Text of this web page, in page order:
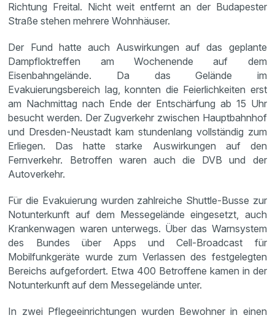
Richtung Freital. Nicht weit entfernt an der Budapester
Straße stehen mehrere Wohnhäuser.
Der Fund hatte auch Auswirkungen auf das geplante
Dampfloktreffen am Wochenende auf dem
Eisenbahngelände. Da das Gelände im
Evakuierungsbereich lag, konnten die Feierlichkeiten erst
am Nachmittag nach Ende der Entschärfung ab 15 Uhr
besucht werden. Der Zugverkehr zwischen Hauptbahnhof
und Dresden-Neustadt kam stundenlang vollständig zum
Erliegen. Das hatte starke Auswirkungen auf den
Fernverkehr. Betroffen waren auch die DVB und der
Autoverkehr.
Für die Evakuierung wurden zahlreiche Shuttle-Busse zur
Notunterkunft auf dem Messegelände eingesetzt, auch
Krankenwagen waren unterwegs. Über das Warnsystem
des Bundes über Apps und Cell-Broadcast für
Mobilfunkgeräte wurde zum Verlassen des festgelegten
Bereichs aufgefordert. Etwa 400 Betroffene kamen in der
Notunterkunft auf dem Messegelände unter.
In zwei Pflegeeinrichtungen wurden Bewohner in einen